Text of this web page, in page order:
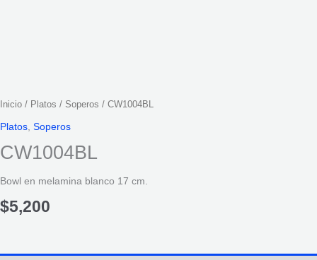
Inicio / Platos / Soperos / CW1004BL
Platos Soperos
CW1004BL
Bowl en melamina blanco 17 cm.
$5,200